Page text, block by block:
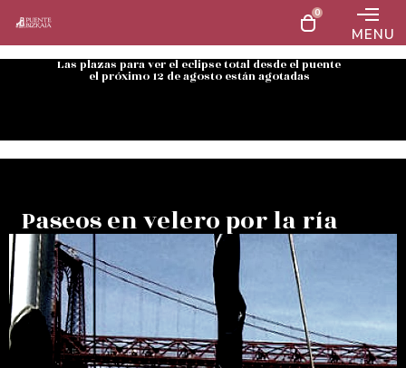
0
MENU
Las plazas para ver el eclipse total desde el puente
el próximo 12 de agosto están agotadas
Paseos en velero por la ría